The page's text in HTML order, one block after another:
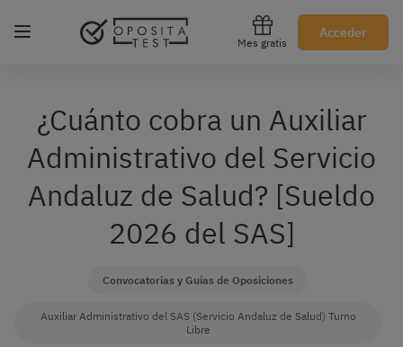
Mes gratis
Acceder
Regístrate gratis
¿Cuánto cobra un Auxiliar
Administrativo del Servicio
Andaluz de Salud? [Sueldo
2026 del SAS]
Convocatorias y Guías de Oposiciones
Auxiliar Administrativo del SAS (Servicio Andaluz de Salud) Turno
Libre